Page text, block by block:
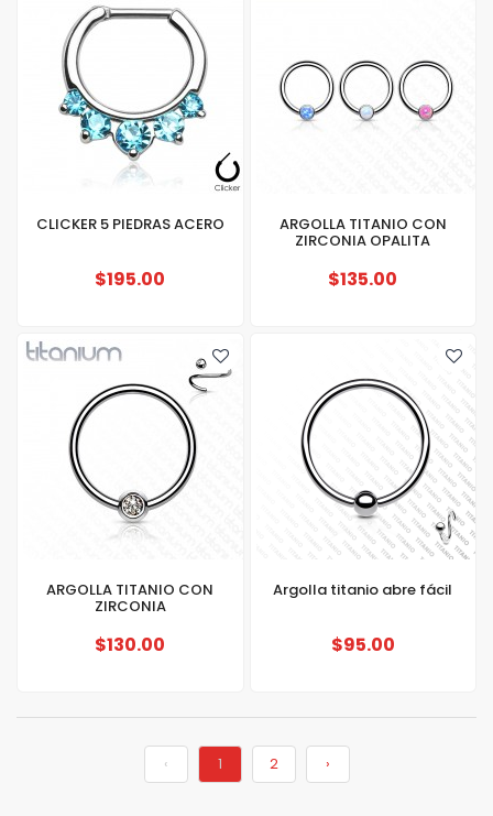
CLICKER 5 PIEDRAS ACERO
$195.00
ARGOLLA TITANIO CON
ZIRCONIA OPALITA
$135.00
ARGOLLA TITANIO CON
ZIRCONIA
$130.00
Argolla titanio abre fácil
$95.00
‹ 1 2 ›